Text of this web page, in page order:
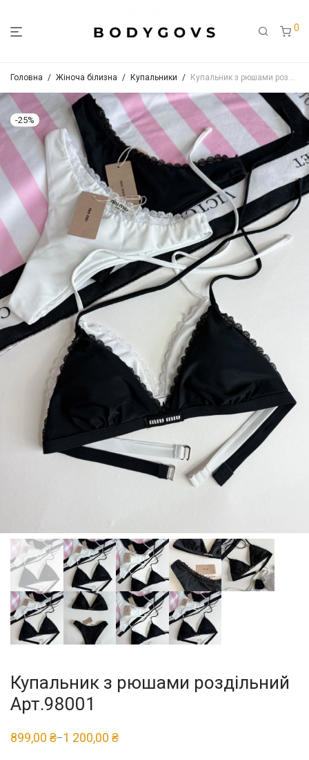
0
Головна / Жіноча білизна / Купальники / Купальник з рюшами роздільний Арт.98001
-25%
Купальник з рюшами роздільний
Арт.98001
899,00 ₴–1 200,00 ₴
Price